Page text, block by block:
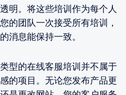
明。将这些培训作为每个人
的团队一次接受所有培训，
消息能保持一致。
型的在线客服培训并不属于
的项目。无论您发布产品更